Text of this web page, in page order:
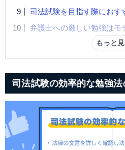
司法試験を目指す際におす
弁護士への厳しい勉強はモ
もっと
司法試験の効率的な勉強法